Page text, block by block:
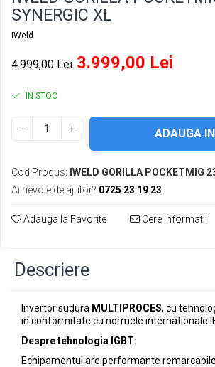
Cablu sudura
Mese sudura
Aparate de taiere cu plasma
Pistol plasma
Accesorii plasma
Consumabile AG60
Consumabile PT40
Consumabile PT80
Accesorii masti
Truse sudare si taiere
Furtun gaz
SYNERGIC XL
iWeld
4.999,00 Lei 3.999,00 Lei
IN STOC
ADAUGA
Cod Produs: IWELD GORILLA POCKETMIG
Ai nevoie de ajutor? 0725 23 19 23
Adauga la Favorite Cere informatii
Descriere
Invertor sudura MULTIPROCES, cu
in conformitate cu normele internationale
Despre tehnologia IGBT:
Echipamentul are performante